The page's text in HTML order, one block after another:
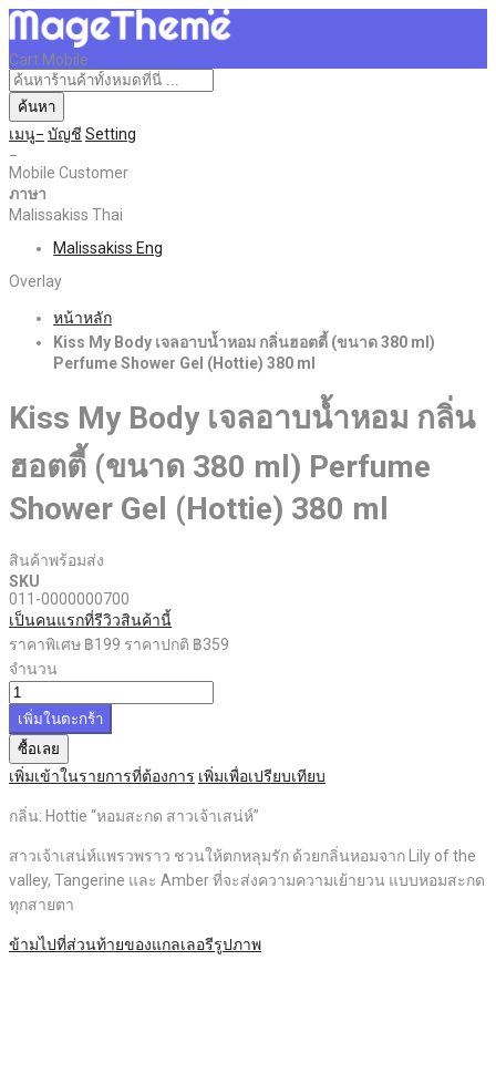
Cart Mobile
ค้นหา
เมนู บัญชี Setting
Mobile Customer
ภาษา
Malissakiss Thai
Malissakiss Eng
Overlay
หน้าหลัก
Kiss My Body เจลอาบน้ำหอม กลิ่นฮอตตี้ (ขนาด 380 ml)
Perfume Shower Gel (Hottie) 380 ml
Kiss My Body เจลอาบน้ำหอม กลิ่น
ฮอตตี้ (ขนาด 380 ml) Perfume
Shower Gel (Hottie) 380 ml
สินค้าพร้อมส่ง
SKU
011-0000000700
เป็นคนแรกที่รีวิวสินค้านี้
ราคาพิเศษ ฿199 ราคาปกติ ฿359
จำนวน
เพิ่มในตะกร้า
ซื้อเลย
เพิ่มเข้าในรายการที่ต้องการ เพิ่มเพื่อเปรียบเทียบ
กลิ่น: Hottie “หอมสะกด สาวเจ้าเสน่ห์”
สาวเจ้าเสน่ห์แพรวพราว ชวนให้ตกหลุมรัก ด้วยกลิ่นหอมจาก Lily of the
valley, Tangerine และ Amber ที่จะส่งความความเย้ายวน แบบหอมสะกด
ทุกสายตา
ข้ามไปที่ส่วนท้ายของแกลเลอรีรูปภาพ